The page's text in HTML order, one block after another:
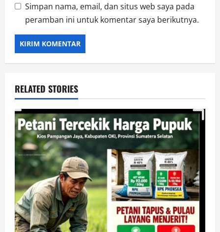
Simpan nama, email, dan situs web saya pada
peramban ini untuk komentar saya berikutnya.
RELATED STORIES